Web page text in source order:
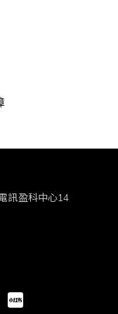
訊盈科中心14